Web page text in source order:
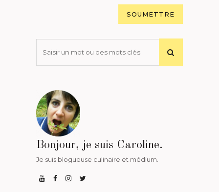
Bonjour, je suis Caroline.
Je suis blogueuse culinaire et médium.